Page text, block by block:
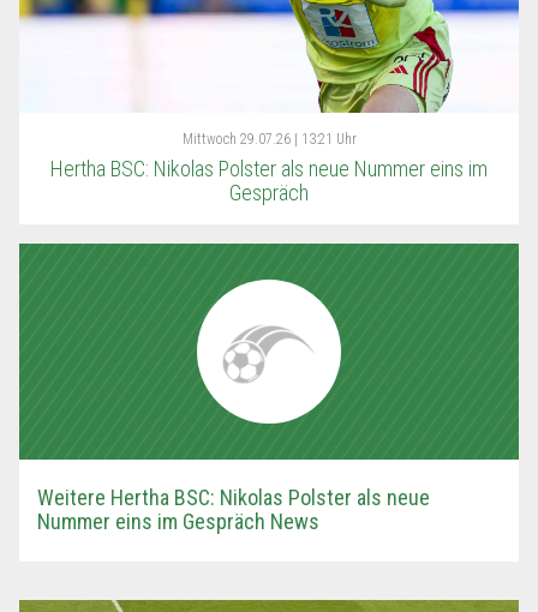
Mittwoch 29.07.26 | 13:21 Uhr
Hertha BSC: Nikolas Polster als neue Nummer eins im
Gespräch
Weitere Hertha BSC: Nikolas Polster als neue
Nummer eins im Gespräch News